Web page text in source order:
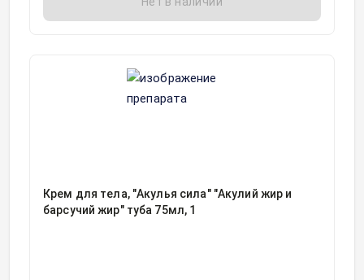
Крем для тела, "Акулья сила" "Акулий жир и
барсучий жир" туба 75мл, 1